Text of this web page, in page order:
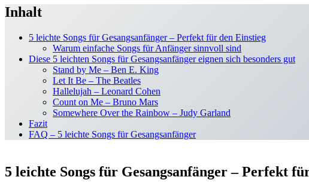
Inhalt
5 leichte Songs für Gesangsanfänger – Perfekt für den Einstieg
Warum einfache Songs für Anfänger sinnvoll sind
Diese 5 leichten Songs für Gesangsanfänger eignen sich besonders gut
Stand by Me – Ben E. King
Let It Be – The Beatles
Hallelujah – Leonard Cohen
Count on Me – Bruno Mars
Somewhere Over the Rainbow – Judy Garland
Fazit
FAQ – 5 leichte Songs für Gesangsanfänger
5 leichte Songs für Gesangsanfänger – Perfekt